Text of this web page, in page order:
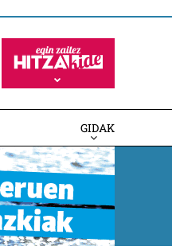
GIDAK